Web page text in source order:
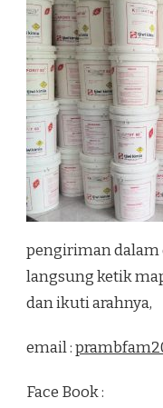
pengiriman dalam
langsung ketik
dan ikuti arahnya,
email :
Face Book :